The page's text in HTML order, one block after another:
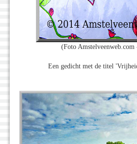
(Foto Amstelveenweb.com
Een gedicht met de titel